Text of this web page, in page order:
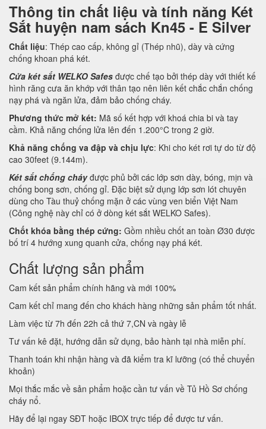
Thông tin chất liệu và tính năng Két
Sắt huyện nam sách Kn45 - E Silver
Chất liệu: Thép cao cấp, không gỉ (Thép nhũ), dày và cứng
chống khoan phá két.
Cửa két sắt WELKO Safes được chế tạo bởi thép dày với thiết kế
hình răng cưa ăn khớp với thân tạo nên liên kết chắc chắn chống
nạy phá và ngăn lửa, đảm bảo chống cháy.
Phương thức mở két: Mã số kết hợp với khoá chia bi và tay
cầm. Khả năng chống lửa lên đến 1.200°C trong 2 giờ.
Khả năng chống va đập và chịu lực: Khi cho két rơi tự do từ độ
cao 30feet (9.144m).
Két sắt chống cháyđược phủ bởi các lớp sơn dày, bóng, mịn và
chống bong sơn, chống gỉ. Đặc biệt sử dụng lớp sơn lót chuyên
dùng cho Tàu thuỷ chống mặn ở các vùng ven biển Việt Nam
(Công nghệ này chỉ có ở dòng két sắt WELKO Safes).
Chốt khóa bằng thép cứng: Gồm nhiều chốt an toàn Ø30 được
bố trí 4 hướng xung quanh cửa, chống nạy phá két.
Chất lượng sản phẩm
Cam kết sản phẩm chính hãng và mới 100%
Cam kết chỉ mang đến cho khách hàng những sản phẩm tốt nhất.
Làm việc từ 7h đến 22h cả thứ 7,CN và ngày lễ
Tư vấn kê đặt, hướng dẫn sử dụng, bảo hành tại nhà miễn phí.
Thanh toán khi nhận hàng và đã kiểm tra kĩ lưỡng (có thể chuyển
khoản)
Mọi thắc mắc về sản phẩm hoặc cần tư vấn về Tủ Hồ Sơ chống
cháy nổ.
Hãy để lại ngay SĐT hoặc IBOX trực tiếp để được tư vấn.